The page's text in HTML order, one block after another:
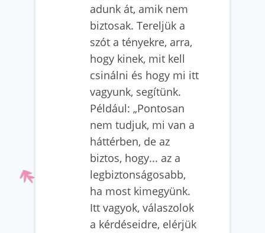
adunk át, amik nem
biztosak. Tereljük a
szót a tényekre, arra,
hogy kinek, mit kell
csinálni és hogy mi itt
vagyunk, segítünk.
Például: „Pontosan
nem tudjuk, mi van a
háttérben, de az
biztos, hogy... az a
legbiztonságosabb,
ha most kimegyünk.
Itt vagyok, válaszolok
a kérdéseidre, elérjük